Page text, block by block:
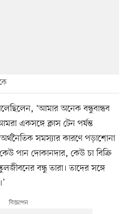
‘আমার অনেক বন্ধুবান্ধব
একসঙ্গে ক্লাস টেন পর্যন্ত
সমস্যার কারণে পড়াশোনা
পান দোকানদার, কেউ চা বিক্রি
বন্ধু তারা। তাদের সঙ্গে